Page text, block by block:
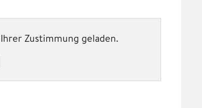
Zustimmung geladen.